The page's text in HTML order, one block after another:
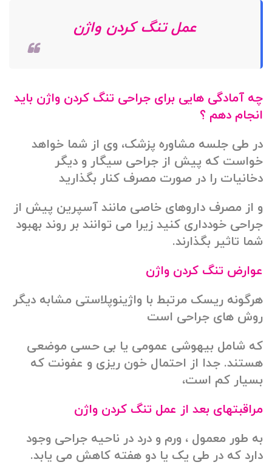
عمل تنگ کردن واژن
چه آمادگی هایی برای جراحی تنگ کردن واژن باید
انجام دهم ؟
در طی جلسه مشاوره پزشک، وی از شما خواهد
خواست که پیش از جراحی سیگار و دیگر
دخانیات را در صورت مصرف کنار بگذارید
و از مصرف داروهای خاصی مانند آسپرین پیش از
جراحی خودداری کنید زیرا می توانند بر روند بهبود
شما تاثیر بگذارند.
عوارض تنگ کردن واژن
هرگونه ریسک مرتبط با واژینوپلاستی مشابه دیگر
روش های جراحی است
که شامل بیهوشی عمومی یا بی حسی موضعی
هستند. جدا از احتمال خون ریزی و عفونت که
بسیار کم است،
مراقبتهای بعد از عمل تنگ کردن واژن
به طور معمول ، ورم و درد در ناحیه جراحی وجود
دارد که در طی یک یا دو هفته کاهش می یابد.